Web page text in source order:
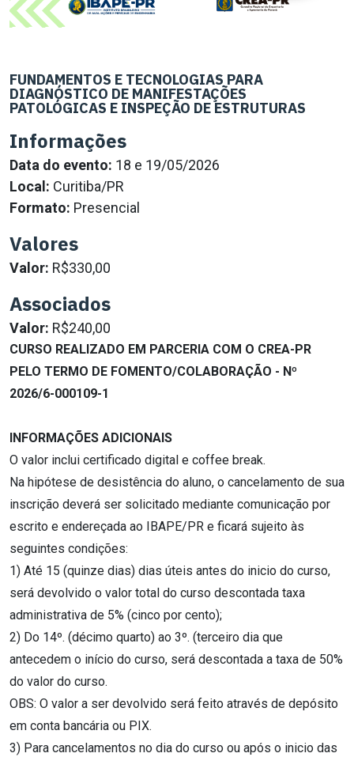
FUNDAMENTOS E TECNOLOGIAS PARA
DIAGNÓSTICO DE MANIFESTAÇÕES
PATOLÓGICAS E INSPEÇÃO DE ESTRUTURAS
Informações
Data do evento: 18 e 19/05/2026
Local: Curitiba/PR
Formato: Presencial
Valores
Valor: R$330,00
Associados
Valor: R$240,00
CURSO REALIZADO EM PARCERIA COM O CREA-PR
PELO TERMO DE FOMENTO/COLABORAÇÃO - Nº
2026/6-000109-1
INFORMAÇÕES ADICIONAIS
O valor inclui certificado digital e coffee break.
Na hipótese de desistência do aluno, o cancelamento de sua
inscrição deverá ser solicitado mediante comunicação por
escrito e endereçada ao IBAPE/PR e ficará sujeito às
seguintes condições:
1) Até 15 (quinze dias) dias úteis antes do inicio do curso,
será devolvido o valor total do curso descontada taxa
administrativa de 5% (cinco por cento);
2) Do 14º. (décimo quarto) ao 3º. (terceiro dia que
antecedem o início do curso, será descontada a taxa de 50%
do valor do curso.
OBS: O valor a ser devolvido será feito através de depósito
em conta bancária ou PIX.
3) Para cancelamentos no dia do curso ou após o inicio das